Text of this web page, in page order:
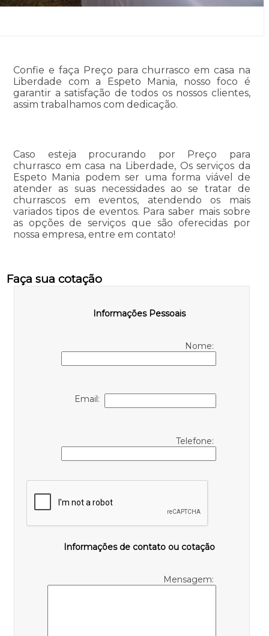
Confie e faça Preço para churrasco em casa na
Liberdade com a Espeto Mania, nosso foco é
garantir a satisfação de todos os nossos clientes,
assim trabalhamos com dedicação.
Caso esteja procurando por Preço para
churrasco em casa na Liberdade, Os serviços da
Espeto Mania podem ser uma forma viável de
atender as suas necessidades ao se tratar de
churrascos em eventos, atendendo os mais
variados tipos de eventos. Para saber mais sobre
as opções de serviços que são oferecidas por
nossa empresa, entre em contato!
Faça sua cotação
Informações Pessoais
Nome:
Email:
Telefone:
Informações de contato ou cotação
Mensagem: